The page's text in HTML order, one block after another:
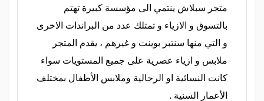
متجر سبلاش ينتمي الى مؤسسة كبيرة تهتم
بالتسوق و الازياء و تمتلك عدد من البراندات الاخرى
و التي منها سنتبر بوينت و غيرهم ، يقدم المتجر
ملابس و ازياء عصرية على جميع المستويات سواء
كانت النسائية او الرجالية وملابس الأطفال بمختلف
الأعمار السنية .